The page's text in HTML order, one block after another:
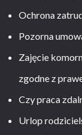
Ochrona
Pozorna
Zajęcie
zgodne z
Czy praca
Urlop